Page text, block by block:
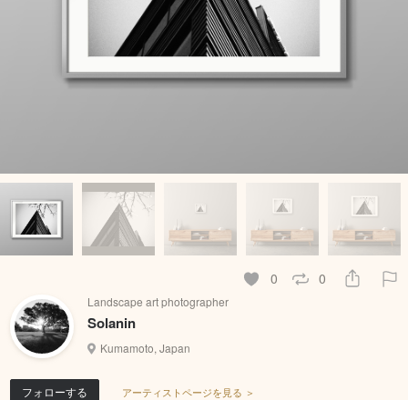
0 0
Landscape art photographer
Solanin
Kumamoto, Japan
フォローする アーティストページを見る ＞